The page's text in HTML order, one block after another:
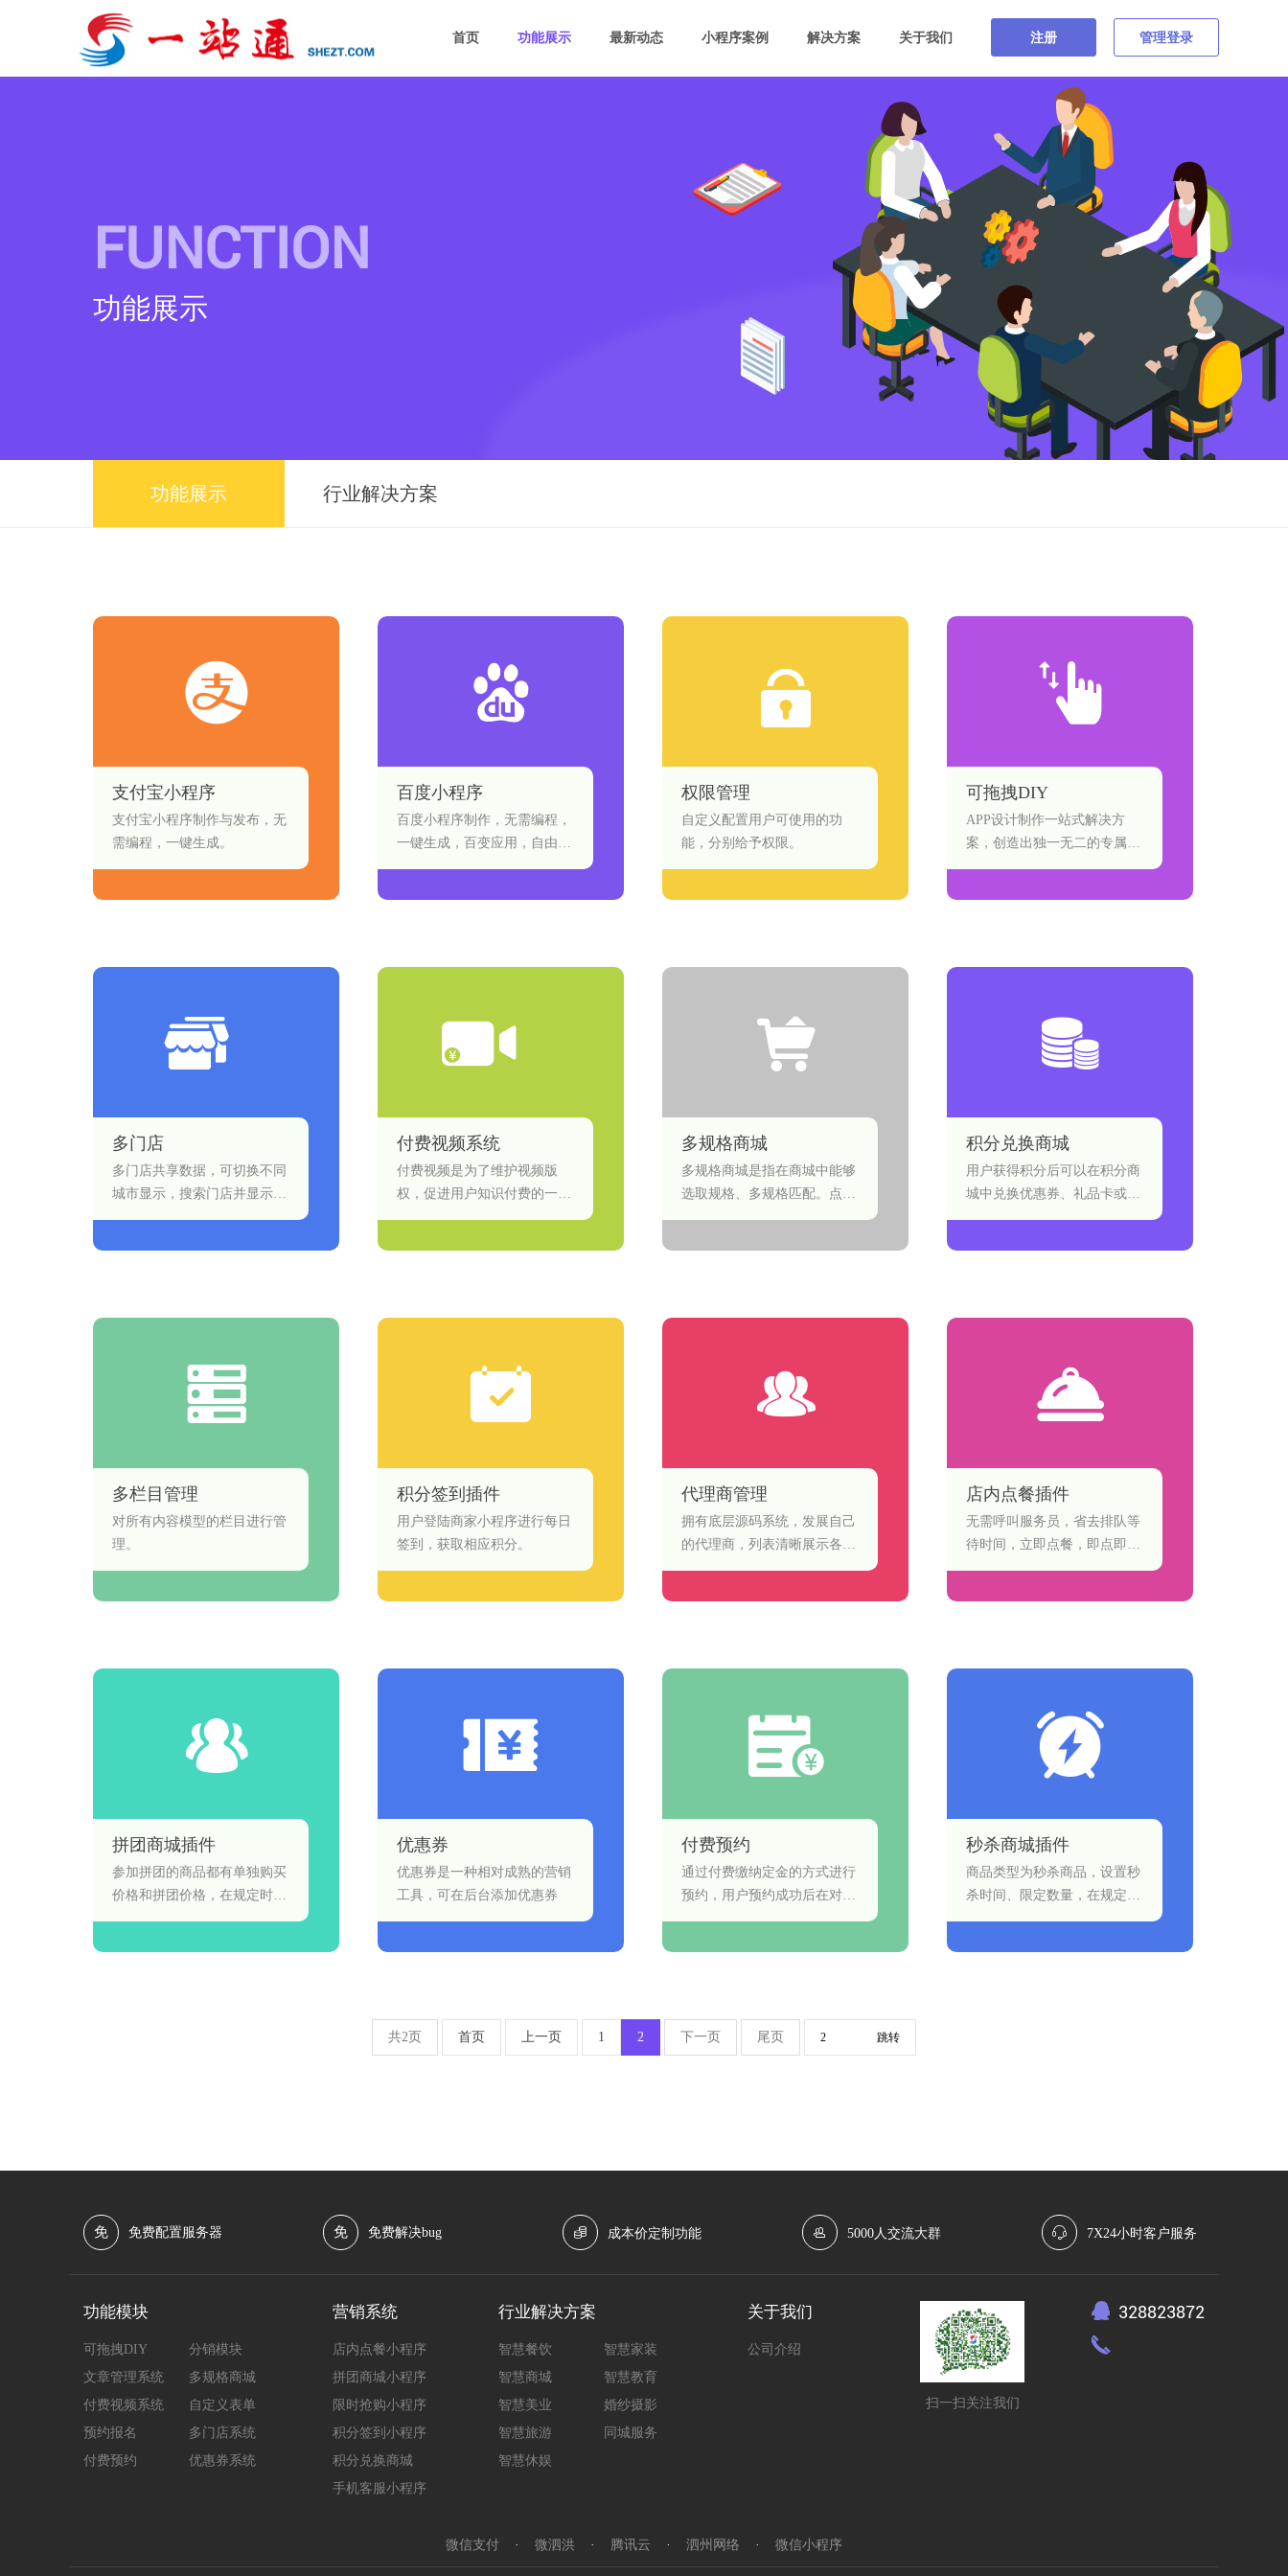
首页 功能展示 最新动态 小程序案例 解决方案 关于我们 注册 管理登录
FUNCTION
功能展示
功能展示 行业解决方案
支付宝小程序
支付宝小程序制作与发布，无
需编程，一键生成。
百度小程序
百度小程序制作，无需编程，
一键生成，百变应用，自由组
合。
权限管理
自定义配置用户可使用的功
能，分别给予权限。
可拖拽DIY
APP设计制作一站式解决方
案，创造出独一无二的专属小
程序。无需懂代码，都可以借
多门店
多门店共享数据，可切换不同
城市显示，搜索门店并显示门
店详情。
付费视频系统
付费视频是为了维护视频版
权，促进用户知识付费的一种
手段。
多规格商城
多规格商城是指在商城中能够
选取规格、多规格匹配。点击
购买弹出弹框，用来选择规格
积分兑换商城
用户获得积分后可以在积分商
城中兑换优惠券、礼品卡或商
家指定商品等。
多栏目管理
对所有内容模型的栏目进行管
理。
积分签到插件
用户登陆商家小程序进行每日
签到，获取相应积分。
代理商管理
拥有底层源码系统，发展自己
的代理商，列表清晰展示各代
理商状态，详细设置对代理商
店内点餐插件
无需呼叫服务员，省去排队等
待时间，立即点餐，即点即
用。线上线下零距离对接商家
拼团商城插件
参加拼团的商品都有单独购买
价格和拼团价格，在规定时间
内达到相应的标准人数购买，
优惠券
优惠券是一种相对成熟的营销
工具，可在后台添加优惠券
付费预约
通过付费缴纳定金的方式进行
预约，用户预约成功后在对应
时间获得商户指定商品或服
秒杀商城插件
商品类型为秒杀商品，设置秒
杀时间、限定数量，在规定内
买家以秒杀价购买商品。
共2页 首页 上一页 1 2 下一页 尾页
免 免费配置服务器 免 免费解决bug 成本价定制功能 5000人交流大群 7X24小时客户服务
功能模块
可拖拽DIY
分销模块
文章管理系统
多规格商城
付费视频系统
自定义表单
预约报名
多门店系统
付费预约
优惠券系统
营销系统
店内点餐小程序
拼团商城小程序
限时抢购小程序
积分签到小程序
积分兑换商城
手机客服小程序
行业解决方案
智慧餐饮
智慧家装
智慧商城
智慧教育
智慧美业
婚纱摄影
智慧旅游
同城服务
智慧休娱
关于我们
公司介绍
328823872
扫一扫关注我们
微信支付 · 微泗洪 · 腾讯云 · 泗州网络 · 微信小程序